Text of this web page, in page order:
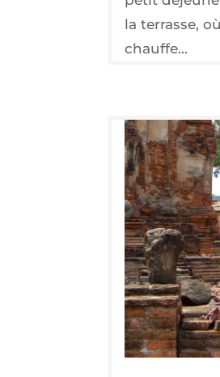
la terrasse,
chauffe...